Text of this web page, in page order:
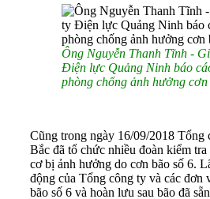
Ông Nguyễn Thanh Tĩnh -
Điện lực Quảng Ninh báo
phòng chống ảnh hưởng cơn
Cũng trong ngày 16/09/2018
Bắc đã tổ chức nhiều đoàn kiểm
cơ bị ảnh hưởng do cơn bão số 6.
động của Tổng công ty và các đơn
bão số 6 và hoàn lưu sau bão đã